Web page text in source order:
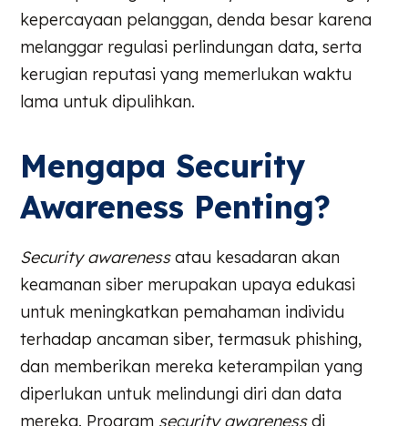
kepercayaan pelanggan, denda besar karena
melanggar regulasi perlindungan data, serta
kerugian reputasi yang memerlukan waktu
lama untuk dipulihkan.
Mengapa Security
Awareness Penting?
Security awarenessatau kesadaran akan
keamanan siber merupakan upaya edukasi
untuk meningkatkan pemahaman individu
terhadap ancaman siber, termasuk phishing,
dan memberikan mereka keterampilan yang
diperlukan untuk melindungi diri dan data
mereka. Program security awarenessdi